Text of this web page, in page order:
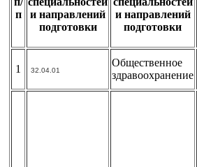
п
и направлений
подготовки
и направлений
подготовки
1 32.04.01
Общественное
здравоохранение